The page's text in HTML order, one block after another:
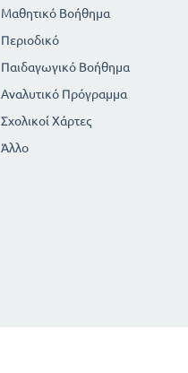
Μαθητικό Βοήθημα
Περιοδικό
Παιδαγωγικό Βοήθημα
Αναλυτικό Πρόγραμμα
Σχολικοί Χάρτες
Άλλο